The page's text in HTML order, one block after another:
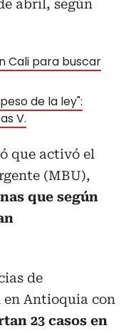
abril, según
Cali para buscar
de la ley":
V.
que activó el
(MBU),
que según
de
Antioquia con
23 casos en